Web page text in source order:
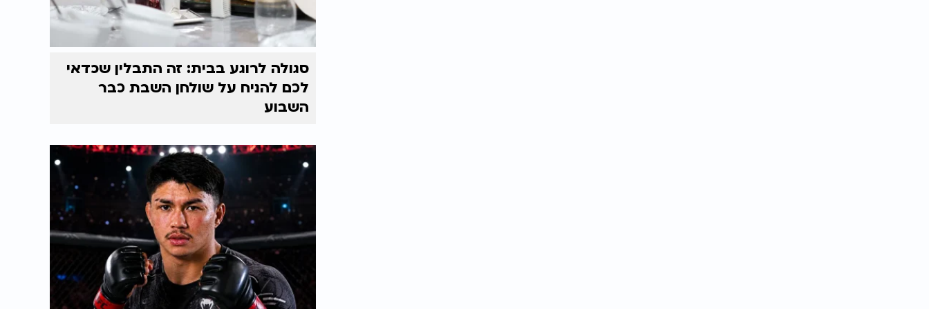
סגולה לרוגע בבית: זה התבלין שכדאי
לכם להניח על שולחן השבת כבר
השבוע